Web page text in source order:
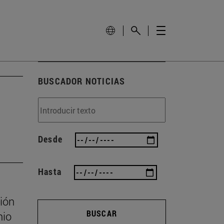
BUSCADOR NOTICIAS
Desde
Hasta
BUSCAR